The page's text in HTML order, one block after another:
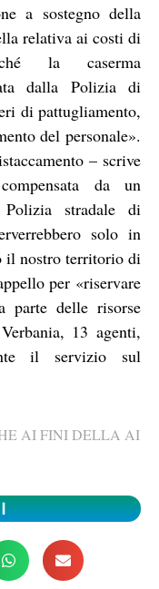
a sostegno della
relativa ai costi di
la caserma
dalla Polizia di
di pattugliamento,
del personale».
– scrive
da un
Polizia stradale di
solo in
il nostro territorio di
per «riservare
parte delle risorse
13 agenti,
il servizio sul
AI FINI DELLA AI